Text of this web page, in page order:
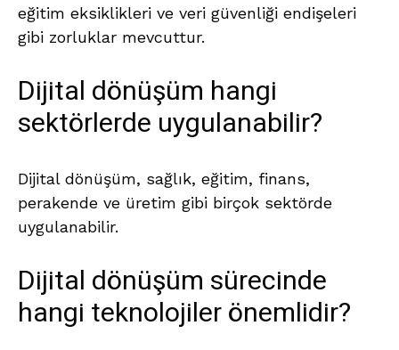
eğitim eksiklikleri ve veri güvenliği endişeleri
gibi zorluklar mevcuttur.
Dijital dönüşüm hangi
sektörlerde uygulanabilir?
Dijital dönüşüm, sağlık, eğitim, finans,
perakende ve üretim gibi birçok sektörde
uygulanabilir.
Dijital dönüşüm sürecinde
hangi teknolojiler önemlidir?